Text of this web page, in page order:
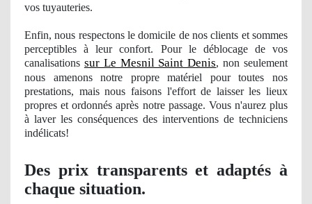
vos tuyauteries.
Enfin, nous respectons le domicile de nos clients et sommes
perceptibles à leur confort. Pour le déblocagede vos
canalisations sur Le Mesnil Saint Denis, non seulement
nous amenons notre propre matériel pour toutes nos
prestations, mais nous faisons l'effort de laisser les lieux
propres et ordonnés après notre passage. Vous n'aurez plus
à laver les conséquences des interventions de techniciens
indélicats!
Des prix transparents et adaptés à
chaque situation.